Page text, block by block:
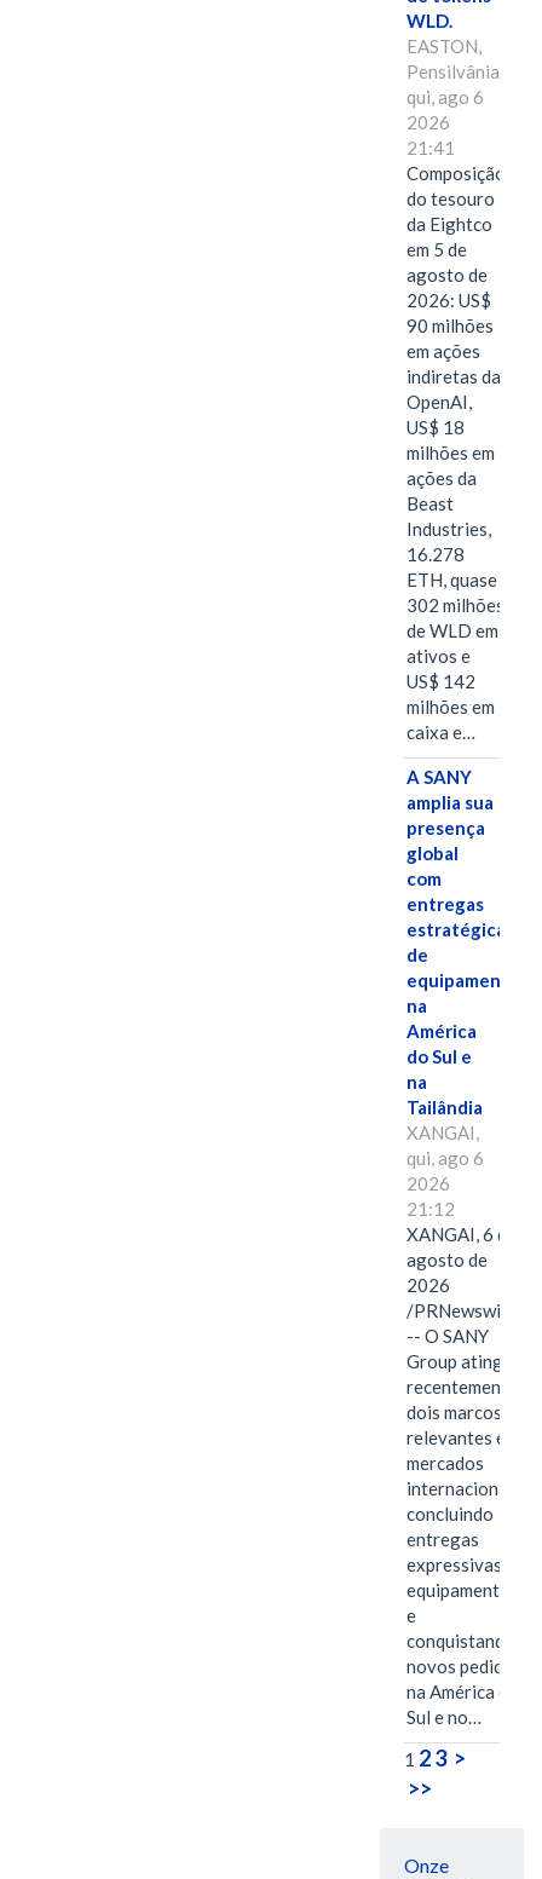
WLD.
EASTON,
Pensilvânia,
qui, ago 6
2026
21:41
Composição
do tesouro
da Eightco
em 5 de
agosto de
2026: US$
90 milhões
em ações
indiretas da
OpenAI,
US$ 18
milhões em
ações da
Beast
Industries,
16.278
ETH, quase
302 milhões
de WLD em
ativos e
US$ 142
milhões em
caixa e…
A SANY
amplia sua
presença
global
com
entregas
estratégicas
de
equipamentos
na
América
do Sul e
na
Tailândia
XANGAI,
qui, ago 6
2026
21:12
XANGAI, 6 de
agosto de
2026
/PRNewswire/
-- O SANY
Group atingiu
recentemente
dois marcos
relevantes em
mercados
internacionais,
concluindo
entregas
expressivas de
equipamentos
e
conquistando
novos pedidos
na América do
Sul e no…
1 23 >
>>
Onze